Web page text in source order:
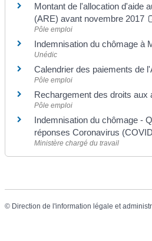
Montant de l'allocation d'aide
(ARE) avant novembre 2017
Pôle emploi
Indemnisation du chômage à
Unédic
Calendrier des paiements de
Pôle emploi
Rechargement des droits aux
Pôle emploi
Indemnisation du chômage -
réponses Coronavirus
Ministère chargé du travail
© Direction de l'information légale et